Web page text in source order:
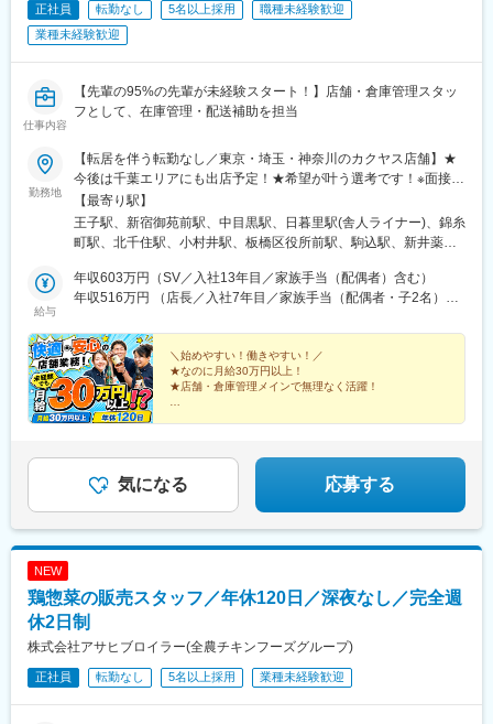
愛・地球博記念公園駅、岩村田駅
正社員 転勤なし 5名以上採用
職種未経験歓迎
業種未経験歓迎
仕事内容
【先輩の95%の先輩が未経験スタート！】店舗・倉庫管理スタッ
フとして、在庫管理・配送補助を担当
勤務地
【転居を伴う転勤なし／東京・埼玉・神奈川のカクヤス店舗】★
今後は千葉エリアにも出店予定！★希望が叶う選考です！※面接1
回のみ／即日内定の可能性も！※原則転居を伴う転勤なし※未経験
でも月給は30万円以上！※希望を考慮いたします※U・I・Jターン
歓迎！★働き方も安心の環境！※年間休日120日／土日休みもＯＫ
残業は1日1時間程度※お酒・お米などの社割もあり■東京都港区、
葛飾区、江戸川区、江東区、荒川区、渋谷区、新宿区、杉並区、
区、板橋区、品川区、文京区、豊島区、北区、墨田区、目黒区、
練馬区、三鷹市、八王子市、府中市、東村山市、東大和市、稲城
市、町田市、国分寺市、小金井市■埼玉県川口市、さいたま市■神
奈川県横浜市（中区、神奈川区、鶴見区、南区、保土ケ谷区、西
区）、川崎市（川崎区、中原区、幸区）※いずれの店舗も受動喫煙
【最寄り駅】
王子駅、新宿御苑前駅、中目黒駅、日暮里駅(舎人ライナー)、錦糸
町駅、北千住駅、小村井駅、板橋区役所前駅、駒込駅、新井薬師
が谷大塚駅、祐天寺駅、北赤羽駅、桜新町駅、大森町駅、赤土小
学校前駅、中板橋駅、武蔵関駅、高井戸駅、要町駅、青物横丁
前駅、東武練馬駅、亀戸水神駅、仲御徒町駅、反町駅、代々木上
原駅、西小山駅、上町駅、松陰神社前駅、下北沢駅、練馬駅、新
小岩駅、戸越駅、都立大学駅、武蔵新田駅、一之江駅、鷺ノ宮
駅、蒲田駅、永福町駅、光が丘駅、井荻駅、小岩駅、葛西駅、千
石駅、千川駅、京成高砂駅、大島駅(東京都)、大井町駅、北綾瀬
駅、中村橋駅、保土ケ谷駅、浅草駅(ＴＸ)、巣鴨新田駅、京急川崎
駅、新日本橋駅、雑司が谷駅、四谷三丁目駅、伊勢佐木長者町
駅、大森駅(東京都)、西武新宿駅、築地駅、地下鉄赤塚駅、浅草
東雲駅(東京都)、野方駅、竹ノ塚駅、高田馬場駅、お花茶屋駅、吉
野町駅、江戸川橋駅、西荻窪駅、志茂駅、高円寺駅、江北駅、巣
鴨駅、関内駅、三軒茶屋駅、八王子駅、綾瀬駅、矢向駅、南砂町
駅、あざみ野駅、新百合ケ丘駅、新杉田駅、中川駅(神奈川県)、稲
城長沼駅、府中駅(東京都)、二俣川駅、山手駅、弥生台駅、武蔵境
給与
年収603万円（SV／入社13年目／家族手当（配偶者）含む）
年収516万円 （店長／入社7年目／家族手当（配偶者・子2名）含
＼始めやすい！働きやすい！／
★なのに月給30万円以上！
★店舗・倉庫管理メインで無理なく活躍！
◎転勤の心配なし
◎産休・育休取得実績多数
◎正社員デビュー歓迎！
気になる 応募する
NEW
鶏惣菜の販売スタッフ／年休120日／深夜なし／完全週
休2日制
株式会社アサヒブロイラー(全農チキンフーズグループ)
正社員 転勤なし 5名以上採用 業種未経験歓迎